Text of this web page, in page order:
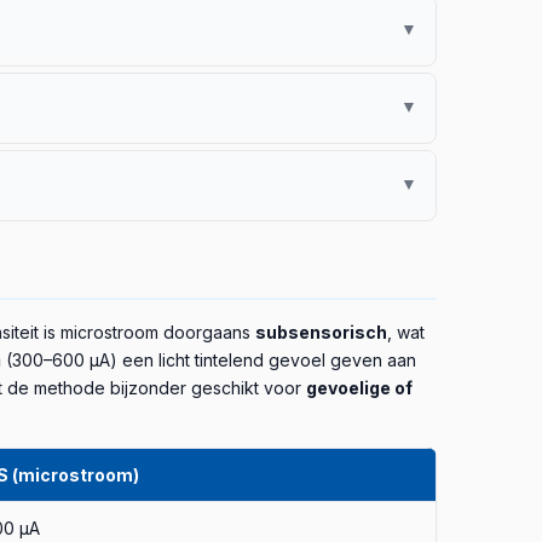
(2022) [4] (n=30) liet een ▼
gaf geen extra trainingsprestatieverbetering.▼
je in het spoke-artikel
microstroomtherapie bij▼
niet als zelfstandige esthetische
is microstroom doorgaans subsensorisch , wat
µA) een licht tintelend gevoel geven aan
de methode bijzonder geschikt voor gevoelige of
(microstroom)
µA